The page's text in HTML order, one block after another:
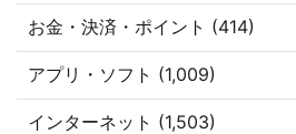
お金・決済・ポイント (414)
アプリ・ソフト (1,009)
インターネット (1,503)